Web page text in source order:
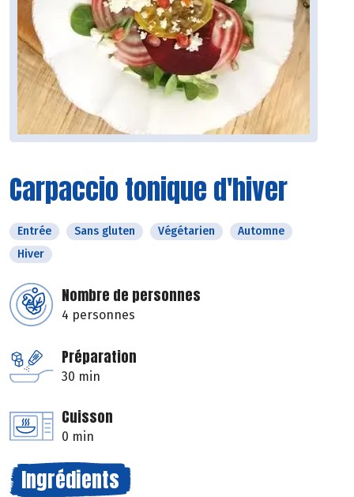
Carpaccio tonique d'hiver
Entrée Sans gluten Végétarien
Automne
Hiver
Nombre de personnes
4 personnes
Préparation
30 min
Cuisson
0 min
Ingrédients